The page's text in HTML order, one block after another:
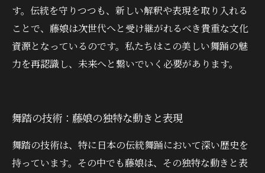
す。伝統を守りつつも、新しい解釈や表現を取り入れる
ことで、藤娘は次世代へと受け継がれるべき貴重な文化
資源となっているのです。私たちはこの美しい舞踊の魅
力を再認識し、未来へと繋いでいく必要があります。
舞踏の技術：藤娘の独特な動きと表現
舞踏の技術は、特に日本の伝統舞踊において深い歴史を
持っています。その中でも藤娘は、その独特な動きと表